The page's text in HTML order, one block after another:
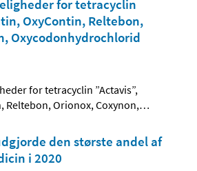
for tetracyclin
OxyContin, Reltebon,
Oxycodonhydrochlorid
for tetracyclin ”Actavis”,
Reltebon, Orionox, Coxynon,…
den største andel af
i 2020